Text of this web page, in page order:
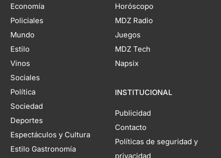
Economía
Policiales
Mundo
Estilo
Vinos
Sociales
Política
Sociedad
Deportes
Espectáculos y Cultura
Estilo Gastronomía
Horóscopo
MDZ Radio
Juegos
MDZ Tech
Napsix
INSTITUCIONAL
Publicidad
Contacto
Políticas de seguridad y
privacidad